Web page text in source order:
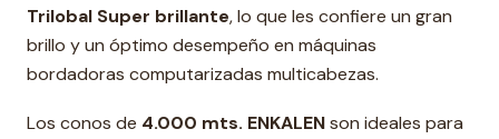
Trilobal Super brillante, lo que les confiere un gran
brillo y un óptimo desempeño en máquinas
bordadoras computarizadas multicabezas.
Los conos de 4.000 mts. ENKALENson ideales para